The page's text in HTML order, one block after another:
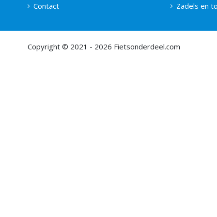
Contact
Zadels en
Copyright © 2021 - 2026 Fietsonderdeel.com